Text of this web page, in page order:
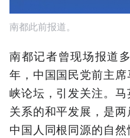
南都此前报道。
南都记者曾现场报道
年，中国国民党前主
峡论坛，引发关注。
关系的和平发展，是
中国人同根同源的自